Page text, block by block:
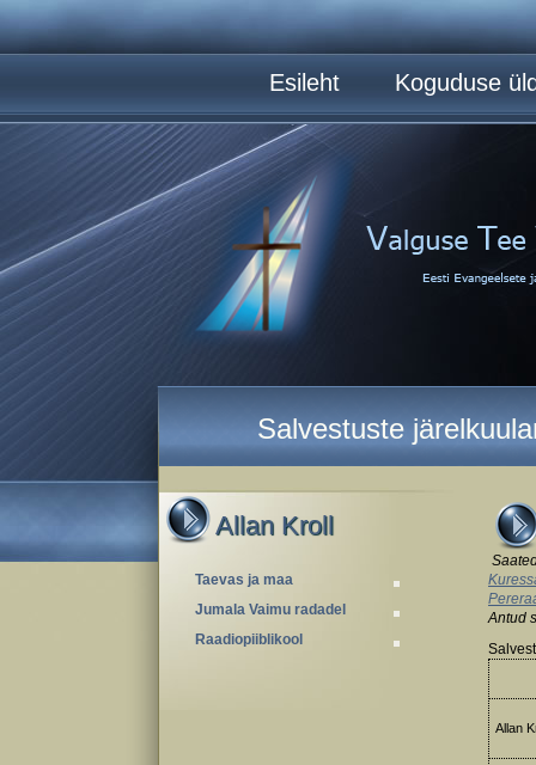
Allan Kroll
Taevas ja maa
Jumala Vaimu radadel
Raadiopiiblikool
Antud
Allan
Esileht Koguduse
Salvestuste